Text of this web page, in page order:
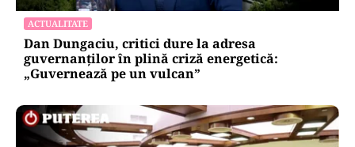
ACTUALITATE
Dan Dungaciu, critici dure la adresa
guvernanților în plină criză energetică:
„Guvernează pe un vulcan”